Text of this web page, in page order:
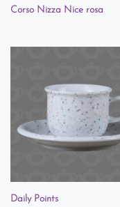
Corso Nizza Nice rosa
Daily Points